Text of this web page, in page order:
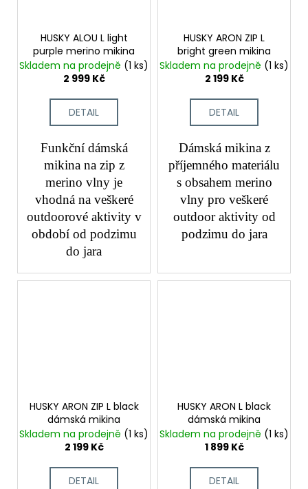
HUSKY ALOU L light
purple merino mikina
Skladem na prodejně (1 ks)
2 999 Kč
DETAIL
Funkční dámská
mikina na zip z
merino vlny je
vhodná na veškeré
outdoorové aktivity v
období od podzimu
do jara
HUSKY ARON ZIP L
bright green mikina
Skladem na prodejně (1 ks)
2 199 Kč
DETAIL
Dámská mikina z
příjemného materiálu
s obsahem merino
vlny pro veškeré
outdoor aktivity od
podzimu do jara
HUSKY ARON ZIP L black
dámská mikina
Skladem na prodejně (1 ks)
2 199 Kč
DETAIL
HUSKY ARON L black
dámská mikina
Skladem na prodejně (1 ks)
1 899 Kč
DETAIL